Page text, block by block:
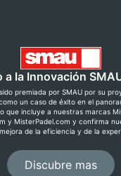
a la Innovación
premiada por SMAU por su
un caso de éxito en el
que incluye a nuestras marcas
y MisterPadel.com y confirma
de la eficiencia y de la
Discubre mas